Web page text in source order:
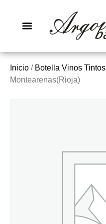
Inicio / Botella Vinos Tintos
Montearenas(Rioja)